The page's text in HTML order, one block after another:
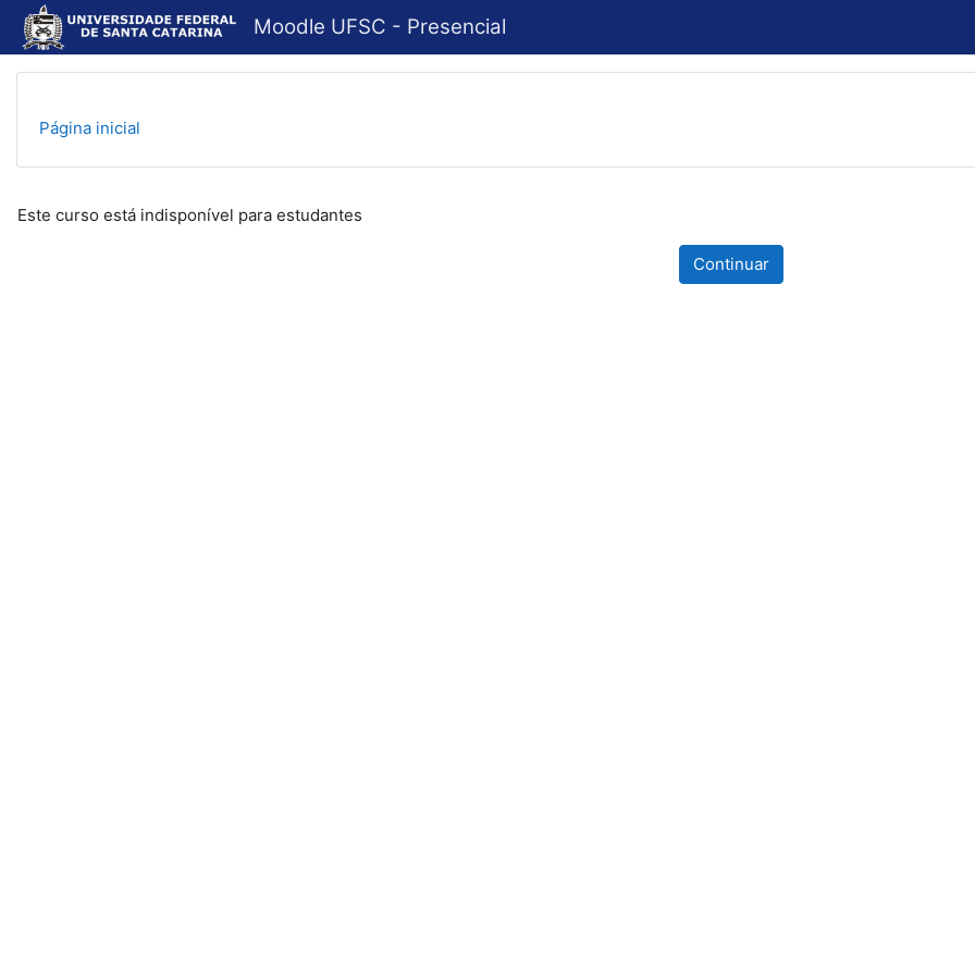
Ir para o conteúdo principal
Moodle UFSC - Presencial
Página inicial
Este curso está indisponível para estudantes
Continuar